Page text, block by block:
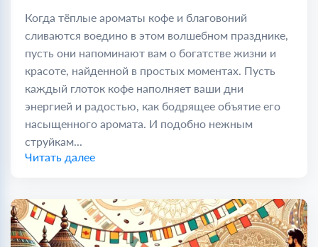
Когда тёплые ароматы кофе и благовоний
сливаются воедино в этом волшебном празднике,
пусть они напоминают вам о богатстве жизни и
красоте, найденной в простых моментах. Пусть
каждый глоток кофе наполняет ваши дни
энергией и радостью, как бодрящее объятие его
насыщенного аромата. И подобно нежным
струйкам...
Читать далее